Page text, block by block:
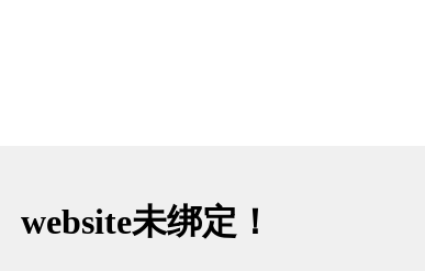
website未绑定！